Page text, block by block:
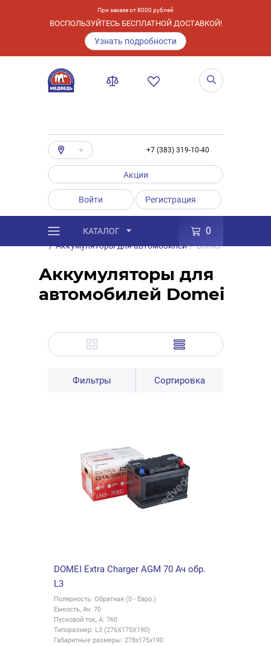
При заказе от 8000 рублей
ВОСПОЛЬЗУЙТЕСЬ БЕСПЛАТНОЙ ДОСТАВКОЙ!
Узнать подробности
+7 (383) 319-10-40
Акции
Войти Регистрация
КАТАЛОГ 0
Каталог / Товары
Аккумуляторы
/ Аккумуляторы для автомобилей / Domei
Аккумуляторы для
автомобилей Domei
Фильтры Сортировка
DOMEI Extra Charger AGM 70 Ач обр.
L3
Полярность: Обратная (0 - Евро.)
Емкость, Ач: 70
Пусковой ток, А: 760
Типоразмер: L3 (276X175X190)
Габаритные размеры: 278x175x190